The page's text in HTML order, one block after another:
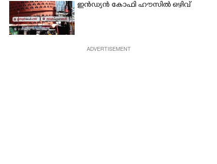
ഇൻഡ്യൻ കോഫി ഹൗസിൽ ഒഴിവ്
ADVERTISEMENT